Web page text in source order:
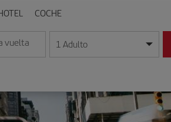
COCHE
mes/año
vuelta
la fecha en formato día/mes/año
1 Adulto